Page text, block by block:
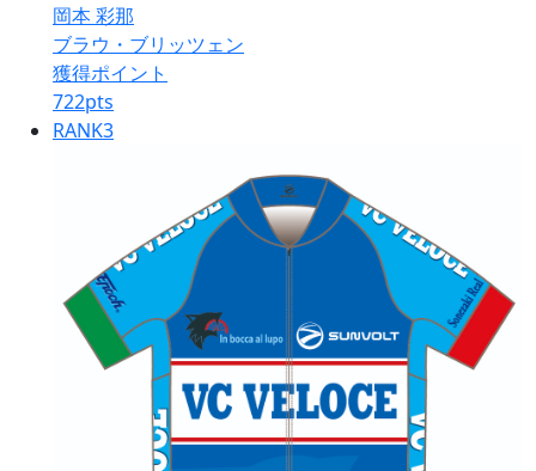
岡本 彩那
ブラウ・ブリッツェン
獲得ポイント
722pts
RANK3